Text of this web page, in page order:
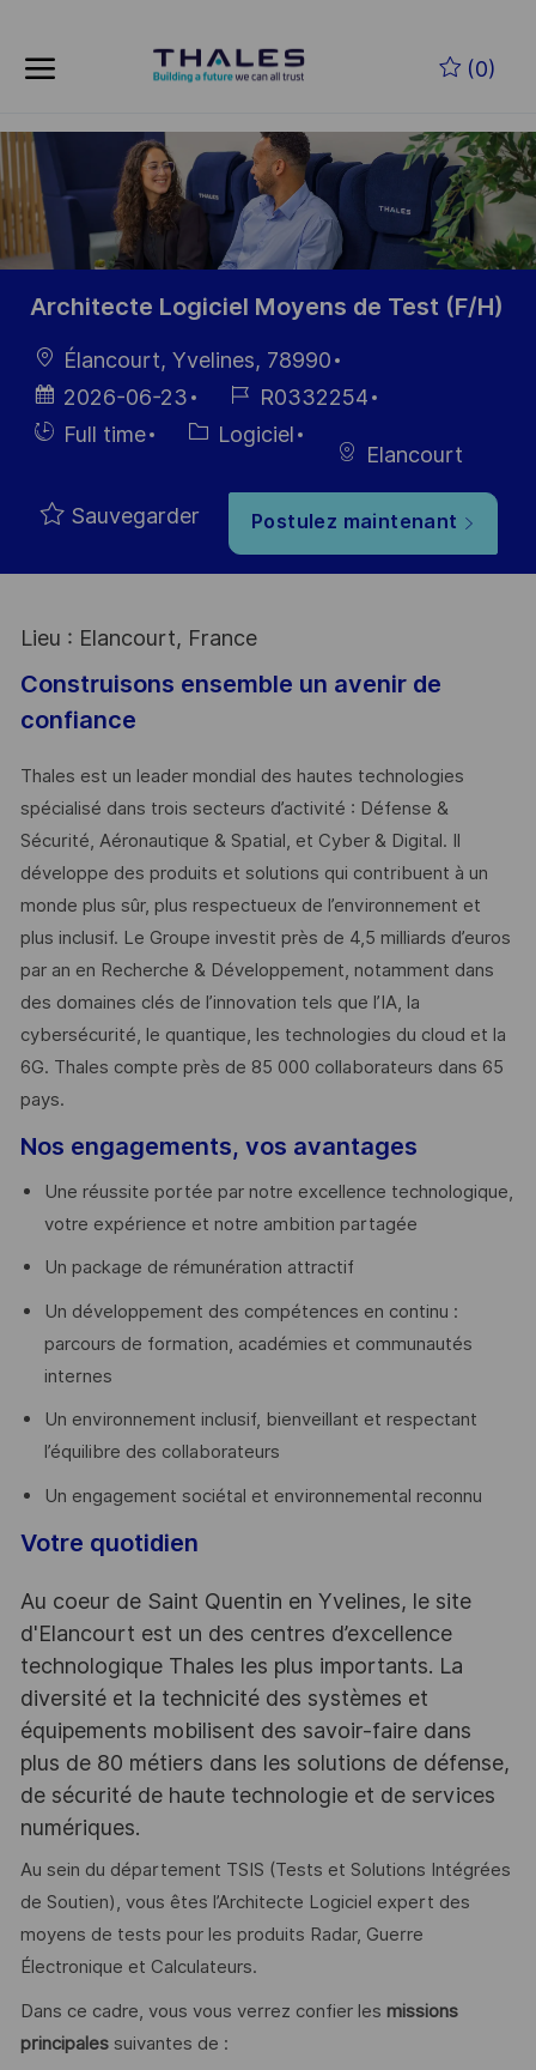
(0)
-
Architecte Logiciel Moyens de Test (F/H)
localisation
Élancourt, Yvelines, 78990
Date
d’affichage
2026-06-23
Référence
du poste
R0332254
HiringFull time Catégorie
Logiciel
Elancourt
Sauvegarder Postulez maintenant
Lieu : Elancourt, France
Construisons ensemble un avenir de
confiance
Thales est un leader mondial des hautes technologies
spécialisé dans trois secteurs d’activité : Défense &
Sécurité, Aéronautique & Spatial, et Cyber & Digital. Il
développe des produits et solutions qui contribuent à un
monde plus sûr, plus respectueux de l’environnement et
plus inclusif. Le Groupe investit près de 4,5 milliards d’euros
par an en Recherche & Développement, notamment dans
des domaines clés de l’innovation tels que l’IA, la
cybersécurité, le quantique, les technologies du cloud et la
6G. Thales compte près de 85 000 collaborateurs dans 65
pays. ​
Nos engagements, vos avantages
Une réussite portée par notre excellence technologique,
votre expérience et notre ambition partagée
Un package de rémunération attractif
Un développement des compétences en continu :
parcours de formation, académies et communautés
internes
Un environnement inclusif, bienveillant et respectant
l’équilibre des collaborateurs
Un engagement sociétal et environnemental reconnu
Votre quotidien
Au coeur de Saint Quentin en Yvelines, le site
d'Elancourt est un des centres d’excellence
technologique Thales les plus importants. La
diversité et la technicité des systèmes et
équipements mobilisent des savoir-faire dans
plus de 80 métiers dans les solutions de défense,
de sécurité de haute technologie et de services
numériques.
Au sein du département TSIS (Tests et Solutions Intégrées
de Soutien), vous êtes l’Architecte Logiciel expert des
moyens de tests pour les produits Radar, Guerre
Électronique et Calculateurs.
Dans ce cadre, vous vous verrez confier les missions
principalessuivantes de :